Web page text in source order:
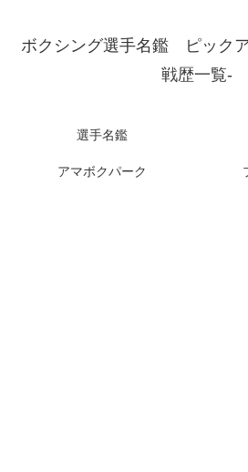
ボクシング選手名鑑 ピック
戦歴一覧-
選手名鑑
アマボクパーク